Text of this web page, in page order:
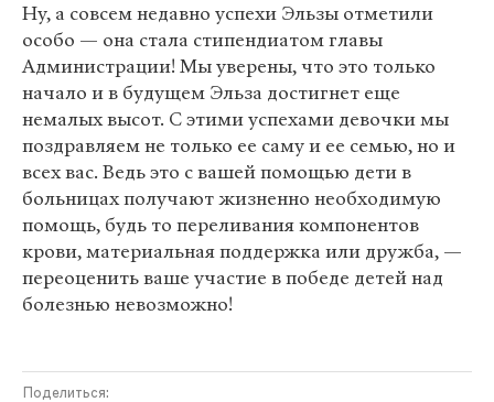
Ну, а совсем недавно успехи Эльзы отметили
особо — она стала стипендиатом главы
Администрации! Мы уверены, что это только
начало и в будущем Эльза достигнет еще
немалых высот. С этими успехами девочки мы
поздравляем не только ее саму и ее семью, но и
всех вас. Ведь это с вашей помощью дети в
больницах получают жизненно необходимую
помощь, будь то переливания компонентов
крови, материальная поддержка или дружба, —
переоценить ваше участие в победе детей над
болезнью невозможно!
Поделиться: